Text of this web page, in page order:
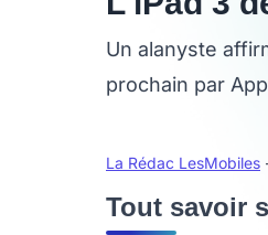
Un alanyste
prochain par
La Rédac LesMobiles
Tout savoir